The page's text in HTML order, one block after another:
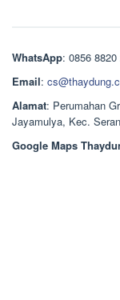
WhatsApp: 0856 8820
Email:
Alamat: Perumahan
Jayamulya, Kec.
Google Maps